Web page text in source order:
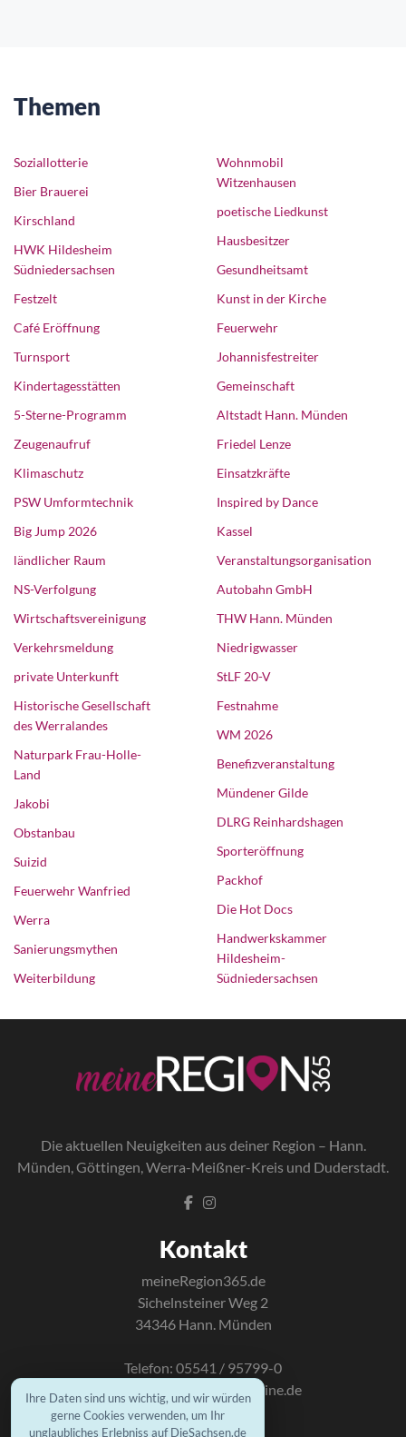
Themen
Soziallotterie
Bier Brauerei
Kirschland
HWK Hildesheim
Südniedersachsen
Festzelt
Café Eröffnung
Turnsport
Kindertagesstätten
5-Sterne-Programm
Wohnmobil
Witzenhausen
poetische Liedkunst
Hausbesitzer
Gesundheitsamt
Kunst in der Kirche
Feuerwehr
Johannisfestreiter
Gemeinschaft
Altstadt Hann. Münden
Zeugenaufruf
Klimaschutz
PSW Umformtechnik
Big Jump 2026
ländlicher Raum
NS-Verfolgung
Wirtschaftsvereinigung
Verkehrsmeldung
private Unterkunft
Friedel Lenze
Einsatzkräfte
Inspired by Dance
Kassel
Veranstaltungsorganisation
Autobahn GmbH
THW Hann. Münden
Niedrigwasser
StLF 20-V
Historische Gesellschaft
des Werralandes
Naturpark Frau-Holle-
Land
Jakobi
Obstanbau
Suizid
Feuerwehr Wanfried
Werra
Sanierungsmythen
Weiterbildung
Festnahme
WM 2026
Benefizveranstaltung
Mündener Gilde
DLRG Reinhardshagen
Sporteröffnung
Packhof
Die Hot Docs
Handwerkskammer
Hildesheim-
Südniedersachsen
Die aktuellen Neuigkeiten aus deiner Region – Hann.
Münden, Göttingen, Werra-Meißner-Kreis und Duderstadt.
Kontakt
meineRegion365.de
Sichelnsteiner Weg 2
34346 Hann. Münden
Telefon: 05541 / 95799-0
E-Mail: info@mundus-online.de
Ihre Daten sind uns wichtig, und wir würden
gerne Cookies verwenden, um Ihr
unglaubliches Erlebniss auf DieSachsen.de